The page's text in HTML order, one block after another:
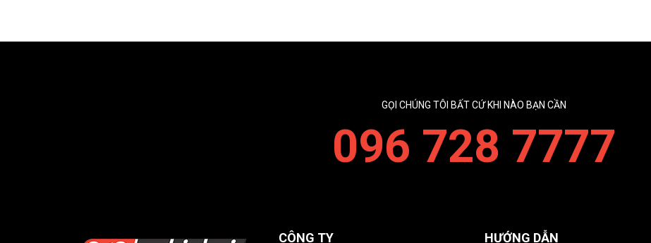
GỌI CHÚNG TÔI BẤT CỨ KHI NÀO BẠN CẦN
096 728 7777
CÔNG TY HƯỚNG DẪN